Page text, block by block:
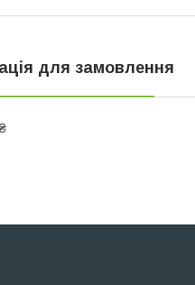
для замовлення